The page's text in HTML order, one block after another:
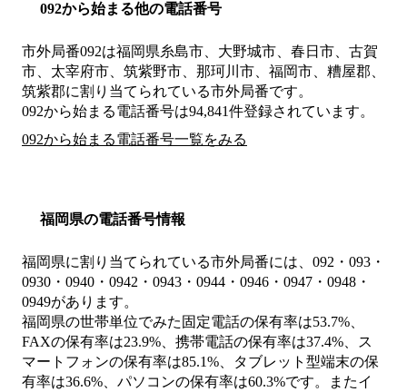
092から始まる他の電話番号
市外局番092は福岡県糸島市、大野城市、春日市、古賀
市、太宰府市、筑紫野市、那珂川市、福岡市、糟屋郡、
筑紫郡に割り当てられている市外局番です。
092から始まる電話番号は94,841件登録されています。
092から始まる電話番号一覧をみる
福岡県の電話番号情報
福岡県に割り当てられている市外局番には、092・093・
0930・0940・0942・0943・0944・0946・0947・0948・
0949があります。
福岡県の世帯単位でみた固定電話の保有率は53.7%、
FAXの保有率は23.9%、携帯電話の保有率は37.4%、ス
マートフォンの保有率は85.1%、タブレット型端末の保
有率は36.6%、パソコンの保有率は60.3%です。またイ